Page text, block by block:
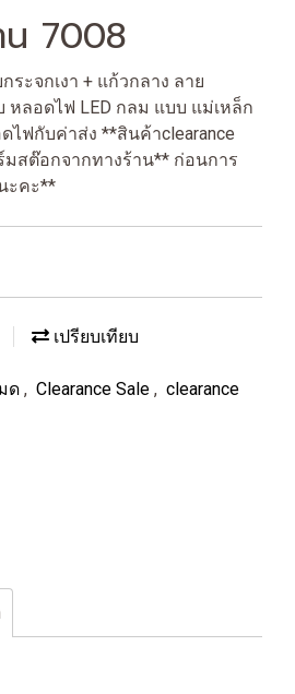
น 7008
ะจกเงา + แก้วกลาง ลาย
หลอดไฟ LED กลม แบบ แม่เหล็ก
ไฟกับค่าส่ง **สินค้าclearance
สต๊อกจากทางร้าน** ก่อนการ
ะคะ**
เปรียบเทียบ
ด , Clearance Sale , clearance